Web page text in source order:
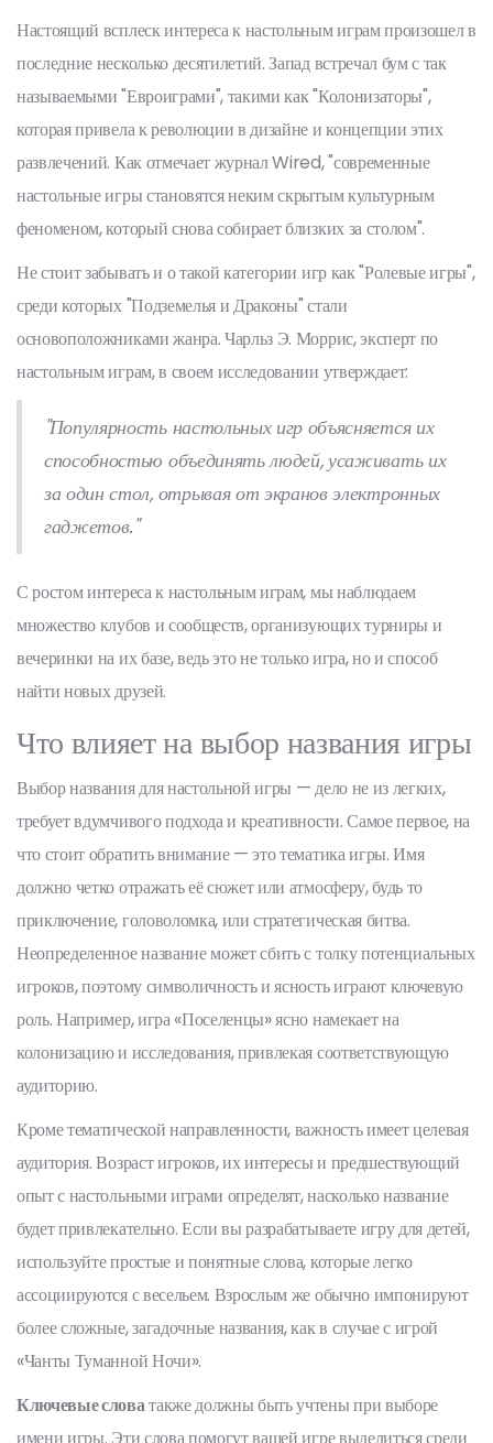
Настоящий всплеск интереса к настольным играм произошел в
последние несколько десятилетий. Запад встречал бум с так
называемыми "Евроиграми", такими как "Колонизаторы",
которая привела к революции в дизайне и концепции этих
развлечений. Как отмечает журнал Wired, "современные
настольные игры становятся неким скрытым культурным
феноменом, который снова собирает близких за столом".
Не стоит забывать и о такой категории игр как "Ролевые игры",
среди которых "Подземелья и Драконы" стали
основоположниками жанра. Чарльз Э. Моррис, эксперт по
настольным играм, в своем исследовании утверждает:
"Популярность настольных игр объясняется их
способностью объединять людей, усаживать их
за один стол, отрывая от экранов электронных
гаджетов."
С ростом интереса к настольным играм, мы наблюдаем
множество клубов и сообществ, организующих турниры и
вечеринки на их базе, ведь это не только игра, но и способ
найти новых друзей.
Что влияет на выбор названия игры
Выбор названия для настольной игры — дело не из легких,
требует вдумчивого подхода и креативности. Самое первое, на
что стоит обратить внимание — это тематика игры. Имя
должно четко отражать её сюжет или атмосферу, будь то
приключение, головоломка, или стратегическая битва.
Неопределенное название может сбить с толку потенциальных
игроков, поэтому символичность и ясность играют ключевую
роль. Например, игра «Поселенцы» ясно намекает на
колонизацию и исследования, привлекая соответствующую
аудиторию.
Кроме тематической направленности, важность имеет целевая
аудитория. Возраст игроков, их интересы и предшествующий
опыт с настольными играми определят, насколько название
будет привлекательно. Если вы разрабатываете игру для детей,
используйте простые и понятные слова, которые легко
ассоциируются с весельем. Взрослым же обычно импонируют
более сложные, загадочные названия, как в случае с игрой
«Чанты Туманной Ночи».
Ключевые словатакже должны быть учтены при выборе
имени игры. Эти слова помогут вашей игре выделиться среди